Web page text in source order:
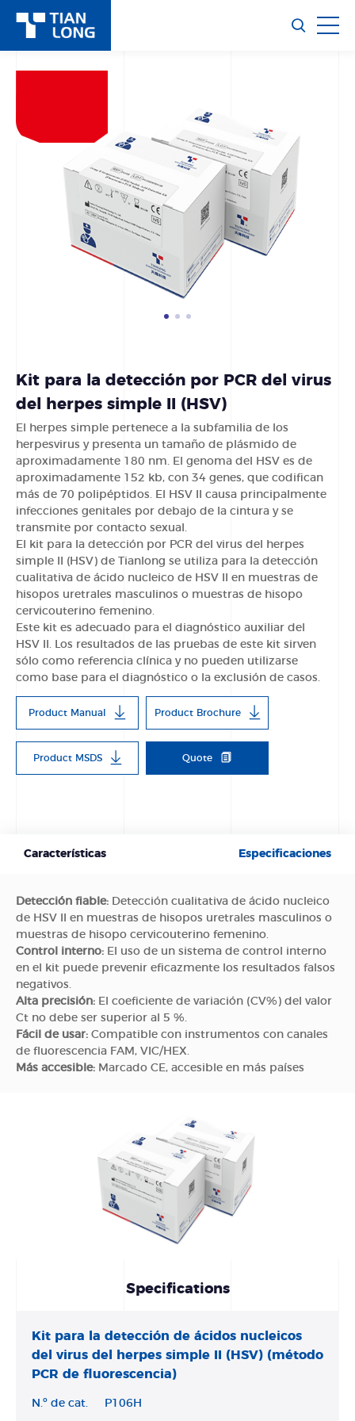
Kit para la detección por PCR del virus
del herpes simple II (HSV)
El herpes simple pertenece a la subfamilia de los
herpesvirus y presenta un tamaño de plásmido de
aproximadamente 180 nm. El genoma del HSV es de
aproximadamente 152 kb, con 34 genes, que codifican
más de 70 polipéptidos. El HSV II causa principalmente
infecciones genitales por debajo de la cintura y se
transmite por contacto sexual.
El kit para la detección por PCR del virus del herpes
simple II (HSV) de Tianlong se utiliza para la detección
cualitativa de ácido nucleico de HSV II en muestras de
hisopos uretrales masculinos o muestras de hisopo
cervicouterino femenino.
Este kit es adecuado para el diagnóstico auxiliar del
HSV II. Los resultados de las pruebas de este kit sirven
sólo como referencia clínica y no pueden utilizarse
como base para el diagnóstico o la exclusión de casos.
Product Manual Product Brochure
Product MSDS Quote
Características Especificaciones
Detección fiable: Detección cualitativa de ácido nucleico
de HSV II en muestras de hisopos uretrales masculinos o
muestras de hisopo cervicouterino femenino.
Control interno: El uso de un sistema de control interno
en el kit puede prevenir eficazmente los resultados falsos
negativos.
Alta precisión: El coeficiente de variación (CV%) del valor
Ct no debe ser superior al 5 %.
Fácil de usar: Compatible con instrumentos con canales
de fluorescencia FAM, VIC/HEX.
Más accesible: Marcado CE, accesible en más países
Specifications
Kit para la detección de ácidos nucleicos
del virus del herpes simple II (HSV) (método
PCR de fluorescencia)
N.º de cat. P106H